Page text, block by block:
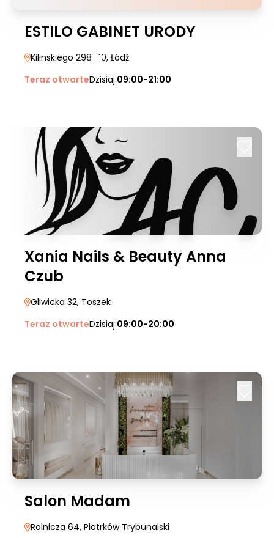
ESTILO GABINET URODY
Kilinskiego 298 | 10, Łódź
Teraz otwarteDzisiaj:09:00-21:00
Xania Nails & Beauty Anna
Czub
Gliwicka 32, Toszek
Teraz otwarteDzisiaj:09:00-20:00
Salon Madam
Rolnicza 64, Piotrków Trybunalski